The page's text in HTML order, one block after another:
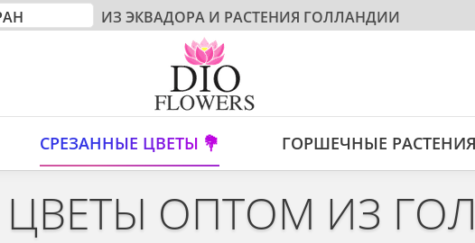
ИЗ ЭКВАДОРА И РАСТЕНИЯ ГОЛЛАНДИИ
СРЕЗАННЫЕ ЦВЕТЫ 💐 ГОРШЕЧНЫЕ
ЦВЕТЫ ОПТОМ ИЗ